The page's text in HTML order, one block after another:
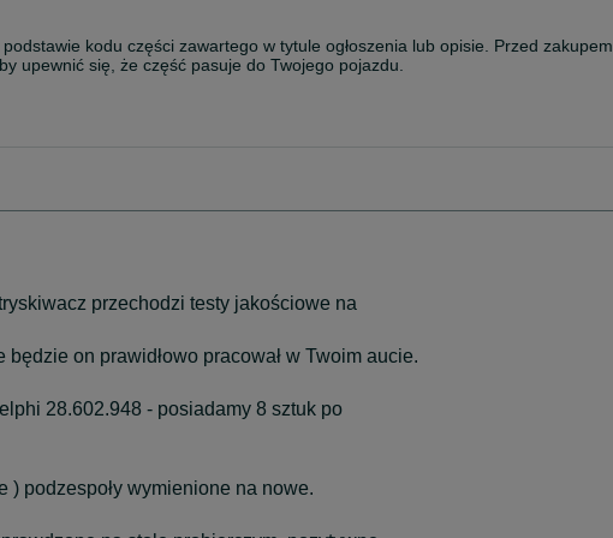
kodu części zawartego w tytule ogłoszenia lub opisie. Przed zakupem
upewnić się, że część pasuje do Twojego pojazdu.
przechodzi testy jakościowe na
on prawidłowo pracował w Twoim aucie.
28.602.948 - posiadamy 8 sztuk po
) podzespoły wymienione na nowe.